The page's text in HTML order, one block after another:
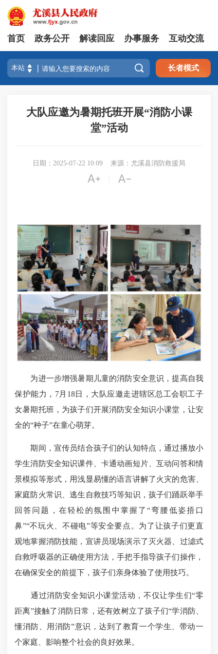
首页 政务公开 解读回应 办事服务 互动交流
 长者模式
大队应邀为暑期托班开展“消防小课
堂”活动
日期：2025-07-22 10:09 来源：尤溪县消防救援局
 
为进一步增强暑期儿童的消防安全意识，提高自我
保护能力，7月18日，大队应邀走进辖区总工会职工子
女暑期托班，为孩子们开展消防安全知识小课堂，让安
全的“种子”在童心萌芽。
期间，宣传员结合孩子们的认知特点，通过播放小
学生消防安全知识课件、卡通动画短片、互动问答和情
景模拟等形式，用浅显易懂的语言讲解了火灾的危害、
家庭防火常识、逃生自救技巧等知识，孩子们踊跃举手
回答问题，在轻松的氛围中掌握了“弯腰低姿捂口
鼻”“不玩火、不碰电”等安全要点。为了让孩子们更直
观地掌握消防技能，宣讲员现场演示了灭火器、过滤式
自救呼吸器的正确使用方法，手把手指导孩子们操作，
在确保安全的前提下，孩子们亲身体验了使用技巧。
通过消防安全知识小课堂活动，不仅让学生们“零
距离”接触了消防日常，还有效树立了孩子们“学消防、
懂消防、用消防”意识，达到了教育一个学生、带动一
个家庭、影响整个社会的良好效果。